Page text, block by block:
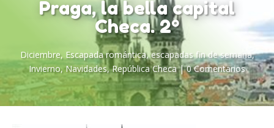
Praga, la bella capital
Checa. 2º
Diciembre, Escapada romántica,escapadas fin de semana,
Invierno,Navidades,República Checa|0 Comentarios